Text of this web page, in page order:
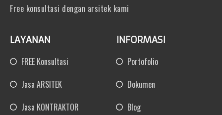
Free konsultasi dengan arsitek kami
LAYANAN
FREE Konsultasi
Jasa ARSITEK
Jasa KONTRAKTOR
INFORMASI
Portofolio
Dokumen
Blog